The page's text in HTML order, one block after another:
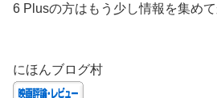
6 Plusの方はもう少し情報を集めて
にほんブログ村